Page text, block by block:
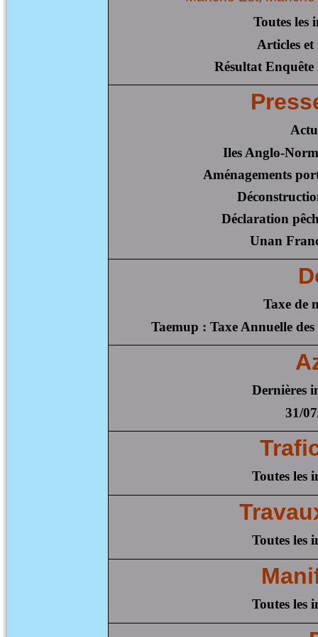
Toutes les
Articles
Résultat
Iles Anglo-
Aménagements
Déclaration
Unan
Taxe de
Taemup : Taxe Annuelle
Dernières
31/
Toutes les
Toutes les
Toutes les